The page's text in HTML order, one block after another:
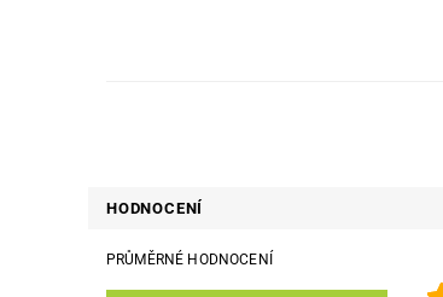
HODNOCENÍ
PRŮMĚRNÉ HODNOCENÍ